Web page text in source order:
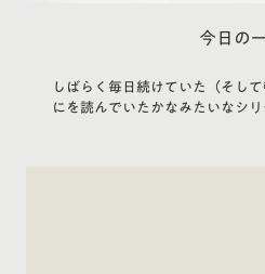
今日の
しばらく毎日続けていた（そし
にを読んでいたかなみたいなシリ